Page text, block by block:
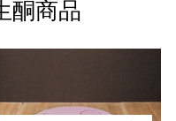
酮商品